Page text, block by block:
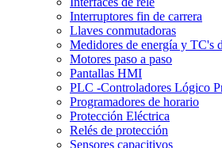
Interruptores fin de carrera
Llaves conmutadoras
Medidores de energía y TC's
Motores paso a paso
Pantallas HMI
PLC -Controladores Lógico
Programadores de horario
Protección Eléctrica
Relés de protección
Sensores capacitivos